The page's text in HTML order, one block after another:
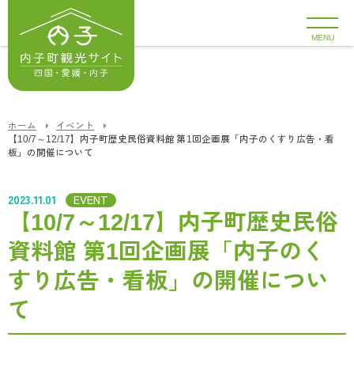
MENU
ホーム
イベント
【10/7～12/17】内子町歴史民俗資料館 第1回企画展「内子のくすり広告・看
板」の開催について
2023.11.01 EVENT
【10/7～12/17】内子町歴史民俗
資料館 第1回企画展「内子のく
すり広告・看板」の開催につい
て